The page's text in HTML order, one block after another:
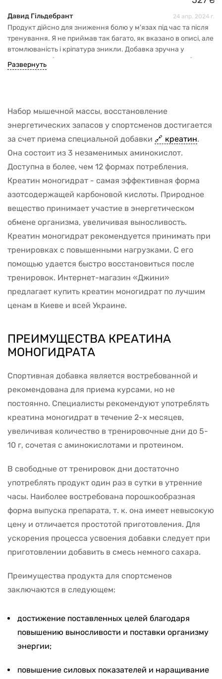
Давид Гільдебрант 24 апр. 2024 г.
Продукт дійсно для зниження болю у м'язах під час та після
тренування. Я не приймав так багато, як вказано в описі, але
втомлюваність і кріпатура зникли. Добавка зручна у
використанні, капсули легко проковтнути, не мають різких
сторонніх ароматів.
Развернуть
Набор мышечной массы, восстановление
энергетических запасов у спортсменов достигается
за счет приема специальной добавки
креатин.
Она состоит из 3 незаменимых аминокислот.
Доступна в более, чем 12 формах потребления.
Креатин моногидрат - самая эффективная форма
азотсодержащей карбоновой кислоты. Природное
вещество принимает участие в энергетическом
обмене организма, увеличивая выносливость.
Креатин моногидрат рекомендуется принимать при
тренировках с повышенными нагрузками. С его
помощью удается быстро восстановиться после
тренировок. Интернет-магазин «Джини»
предлагает купить креатин моногидрат по лучшим
ценам в Киеве и всей Украине.
ПРЕИМУЩЕСТВА КРЕАТИНА
МОНОГИДРАТА
Спортивная добавка является востребованной и
рекомендована для приема курсами, но не
постоянно. Специалисты рекомендуют употреблять
креатина моногидрат в течение 2-х месяцев,
увеличивая количество в тренировочные дни до 5-
10 г, сочетая с аминокислотами и протеином.
В свободные от тренировок дни достаточно
употреблять продукт один раз в сутки в утренние
часы. Наиболее востребована порошкообразная
форма выпуска препарата, т. к. она имеет невысокую
цену и отличается простотой приготовления. Для
ускорения процесса усвоения добавки следует при
приготовлении добавить в смесь немного сахара.
Преимущества продукта для спортсменов
заключаются в следующем:
достижение поставленных целей благодаря
повышению выносливости и поставки организму
энергии;
повышение силовых показателей и наращивание